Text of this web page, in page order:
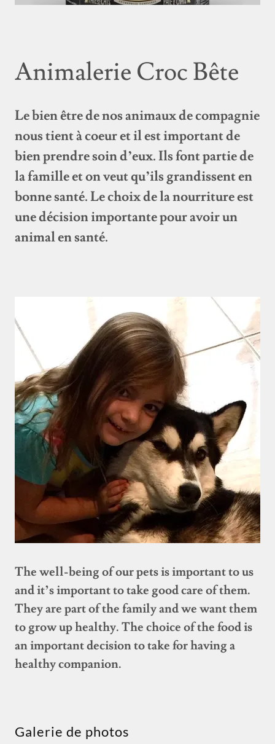
Animalerie Croc Bête
Le bien être de nos animaux de compagnie
nous tient à coeur et il est important de
bien prendre soin d’eux. Ils font partie de
la famille et on veut qu’ils grandissent en
bonne santé. Le choix de la nourriture est
une décision importante pour avoir un
animal en santé.
The well-being of our pets is important to us
and it’s important to take good care of them.
They are part of the family and we want them
to grow up healthy. The choice of the food is
an important decision to take for having a
healthy companion.
Galerie de photos